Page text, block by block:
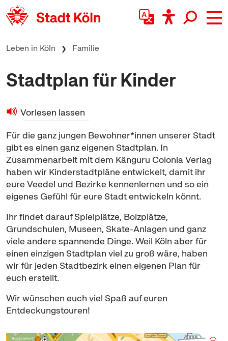
zum Inhalt springen
Leben in Köln Familie
Stadtplan für Kinder
Vorlesen lassen
Für die ganz jungen Bewohner*innen unserer Stadt
gibt es einen ganz eigenen Stadtplan. In
Zusammenarbeit mit dem Känguru Colonia Verlag
haben wir Kinderstadtpläne entwickelt, damit ihr
eure Veedel und Bezirke kennenlernen und so ein
eigenes Gefühl für eure Stadt entwickeln könnt.
Ihr findet darauf Spielplätze, Bolzplätze,
Grundschulen, Museen, Skate-Anlagen und ganz
viele andere spannende Dinge. Weil Köln aber für
einen einzigen Stadtplan viel zu groß wäre, haben
wir für jeden Stadtbezirk einen eigenen Plan für
euch erstellt.
Wir wünschen euch viel Spaß auf euren
Entdeckungstouren!